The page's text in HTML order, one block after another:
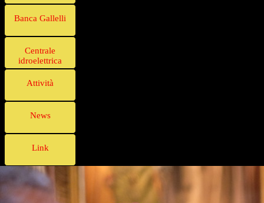
Banca Gallelli
Centrale
idroelettrica
Attività
News
Link